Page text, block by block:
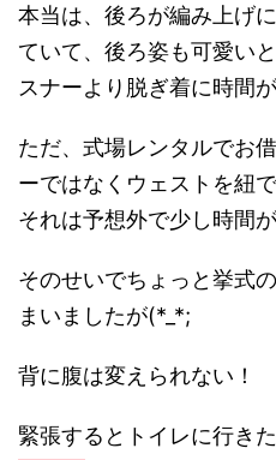
本当は、後ろが編み上げ
ていて、後ろ姿も可愛い
スナーより脱ぎ着に時間
ただ、式場レンタルでお
ーではなくウェストを紐
それは予想外で少し時間
そのせいでちょっと挙式
まいましたが(*_*;
背に腹は変えられない！
緊張するとトイレに行き